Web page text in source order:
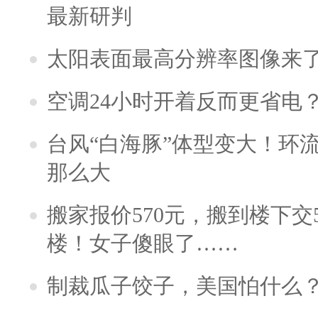
最新研判
太阳表面最高分辨率图像来
空调24小时开着反而更省电
台风“白海豚”体型变大！环
那么大
搬家报价570元，搬到楼下
楼！女子傻眼了……
制裁瓜子饺子，美国怕什么